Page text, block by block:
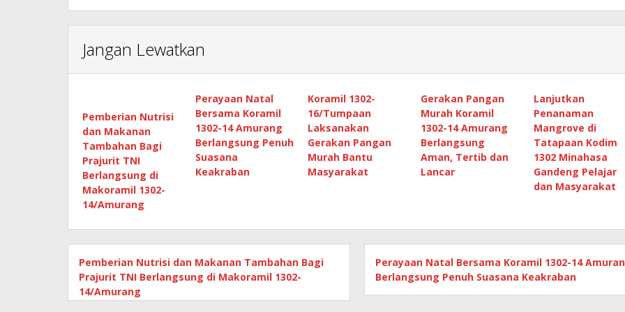
Jangan Lewatkan
Pemberian Nutrisi
dan Makanan
Tambahan Bagi
Prajurit TNI
Berlangsung di
Makoramil 1302-
14/Amurang
Perayaan Natal
Bersama Koramil
1302-14 Amurang
Berlangsung Penuh
Suasana
Keakraban
Koramil 1302-
16/Tumpaan
Laksanakan
Gerakan Pangan
Murah Bantu
Masyarakat
Gerakan Pangan
Murah Koramil
1302-14 Amurang
Berlangsung
Aman, Tertib dan
Lancar
Lanjutkan
Penanaman
Mangrove di
Tatapaan Kodim
1302 Minahasa
Gandeng Pelajar
dan Masyarakat
Pemberian Nutrisi dan Makanan Tambahan Bagi
Prajurit TNI Berlangsung di Makoramil 1302-
14/Amurang
Perayaan Natal Bersama Koramil 1302-14
Berlangsung Penuh Suasana Keakraban